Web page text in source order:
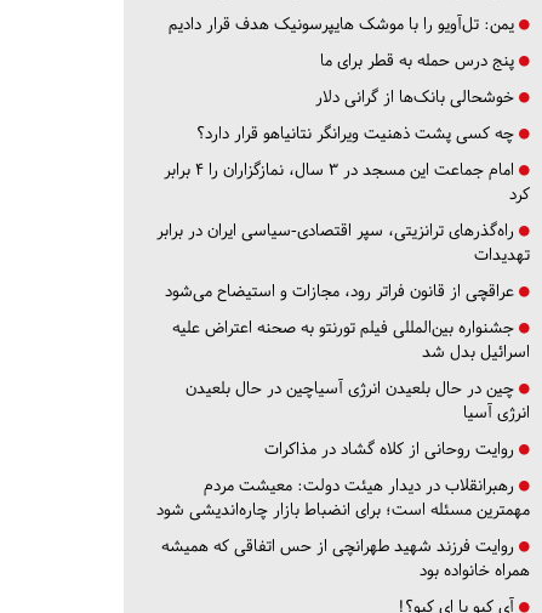
یمن: تل‌آویو را با موشک هایپرسونیک هدف قرار دادیم
پنج درس‌ حمله به قطر برای ما
خوشحالی بانک‌ها از گرانی دلار
چه کسی پشت ذهنیت ویرانگر نتانیاهو قرار دارد؟
امام جماعت این مسجد در ۳ سال، نمازگزاران را ۴ برابر
کرد
راه‌گذرهای ترانزیتی، سپر اقتصادی-سیاسی ایران در برابر
تهدیدات
عراقچی از قانون فراتر رود، مجازات و استیضاح می‌شود
جشنواره بین‌المللی فیلم تورنتو به صحنه اعتراض علیه
اسرائیل بدل شد
چین در حال بلعیدن انرژی آسیاچین در حال بلعیدن
انرژی آسیا
روایت روحانی از کلاه گشاد در مذاکرات
رهبرانقلاب در دیدار هیئت دولت: معیشت مردم
مهمترین مسئله است؛ برای انضباط بازار چاره‌اندیشی شود
روایت فرزند شهید طهرانچی از حس اتفاقی که همیشه
همراه خانواده بود
آي كيو يا اِي كيو؟!